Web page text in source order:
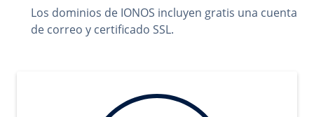
Los dominios de IONOS incluyen gratis una cuenta
de correo y certificado SSL.